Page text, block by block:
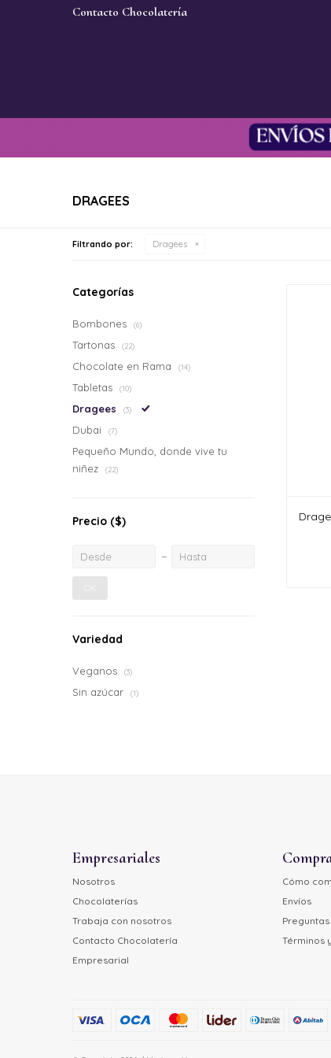
Contacto Chocolatería
DRAGEES
Filtrando por: Dragees
Categorías
Bombones (6)
Tartonas (22)
Chocolate en Rama (14)
Tabletas (10)
Dragees (3)
Dubai (7)
Pequeño Mundo, donde vive tu
niñez
(22)
Precio ($)
Variedad
Veganos (3)
Sin azúcar (1)
Empresariales
Nosotros
Chocolaterías
Trabaja con nosotros
Contacto Chocolatería
Empresarial
Cómo
Envíos
Términos